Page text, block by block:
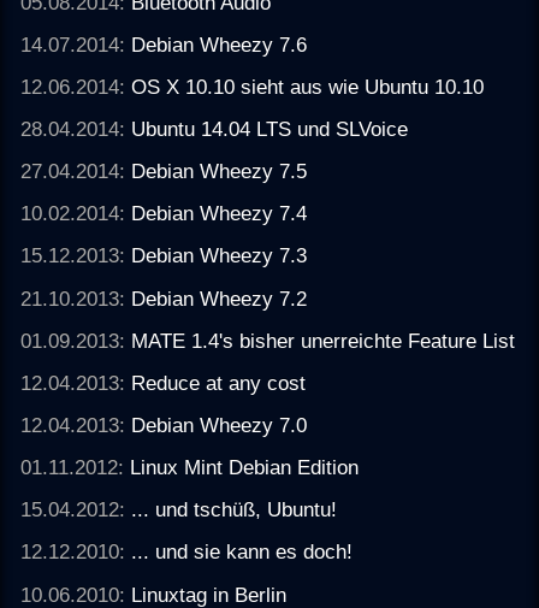
14.07.2014: Debian Wheezy 7.6
12.06.2014:OS X 10.10 sieht aus wie Ubuntu 10.10
28.04.2014: Ubuntu 14.04 LTS und SLVoice
27.04.2014: Debian Wheezy 7.5
10.02.2014: Debian Wheezy 7.4
15.12.2013: Debian Wheezy 7.3
21.10.2013: Debian Wheezy 7.2
01.09.2013: MATE 1.4's bisher unerreichte Feature List
12.04.2013: Reduce at any cost
12.04.2013: Debian Wheezy 7.0
01.11.2012: Linux Mint Debian Edition
15.04.2012: ... und tschüß, Ubuntu!
12.12.2010: ... und sie kann es doch!
10.06.2010: Linuxtag in Berlin